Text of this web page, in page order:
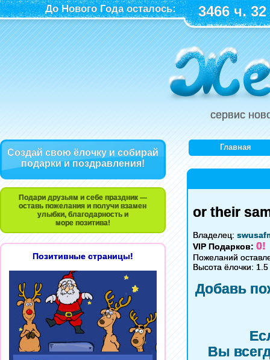
До Нового Года осталось: 3466 ч.
сервис
Создай свою ёлочку и собирай
подарки и поздравления!
Подари друзьям и себе праздник —
оставь пожелания и получи взамен
улыбки, благодарность и
море позитива!
Позитивные страницы!
Главная
or their
Владелец:
VIP Подарков: 0!
Пожеланий
Высота ёлочки:
Добавь
Вы